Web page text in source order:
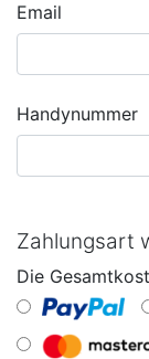
Email
Handynummer
Zahlungsart
Die